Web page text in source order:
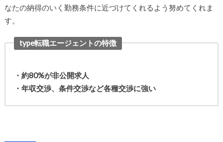
なたの納得のいく勤務条件に近づけてくれるよう努めてくれま
す。
type転職エージェントの特徴
・約80%が非公開求人
・年収交渉、条件交渉など各種交渉に強い